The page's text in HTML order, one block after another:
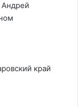
Андрей
край